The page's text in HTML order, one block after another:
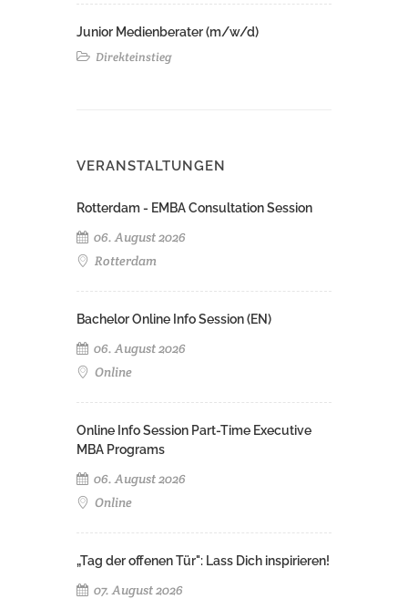
Junior Medienberater (m/w/d)
Direkteinstieg
VERANSTALTUNGEN
Rotterdam - EMBA Consultation Session
06. August 2026
Rotterdam
Bachelor Online Info Session (EN)
06. August 2026
Online
Online Info Session Part-Time Executive
MBA Programs
06. August 2026
Online
„Tag der offenen Tür": Lass Dich inspirieren!
07. August 2026